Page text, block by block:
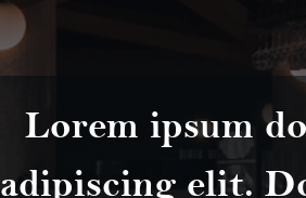
Lorem ipsum
adipiscing elit.